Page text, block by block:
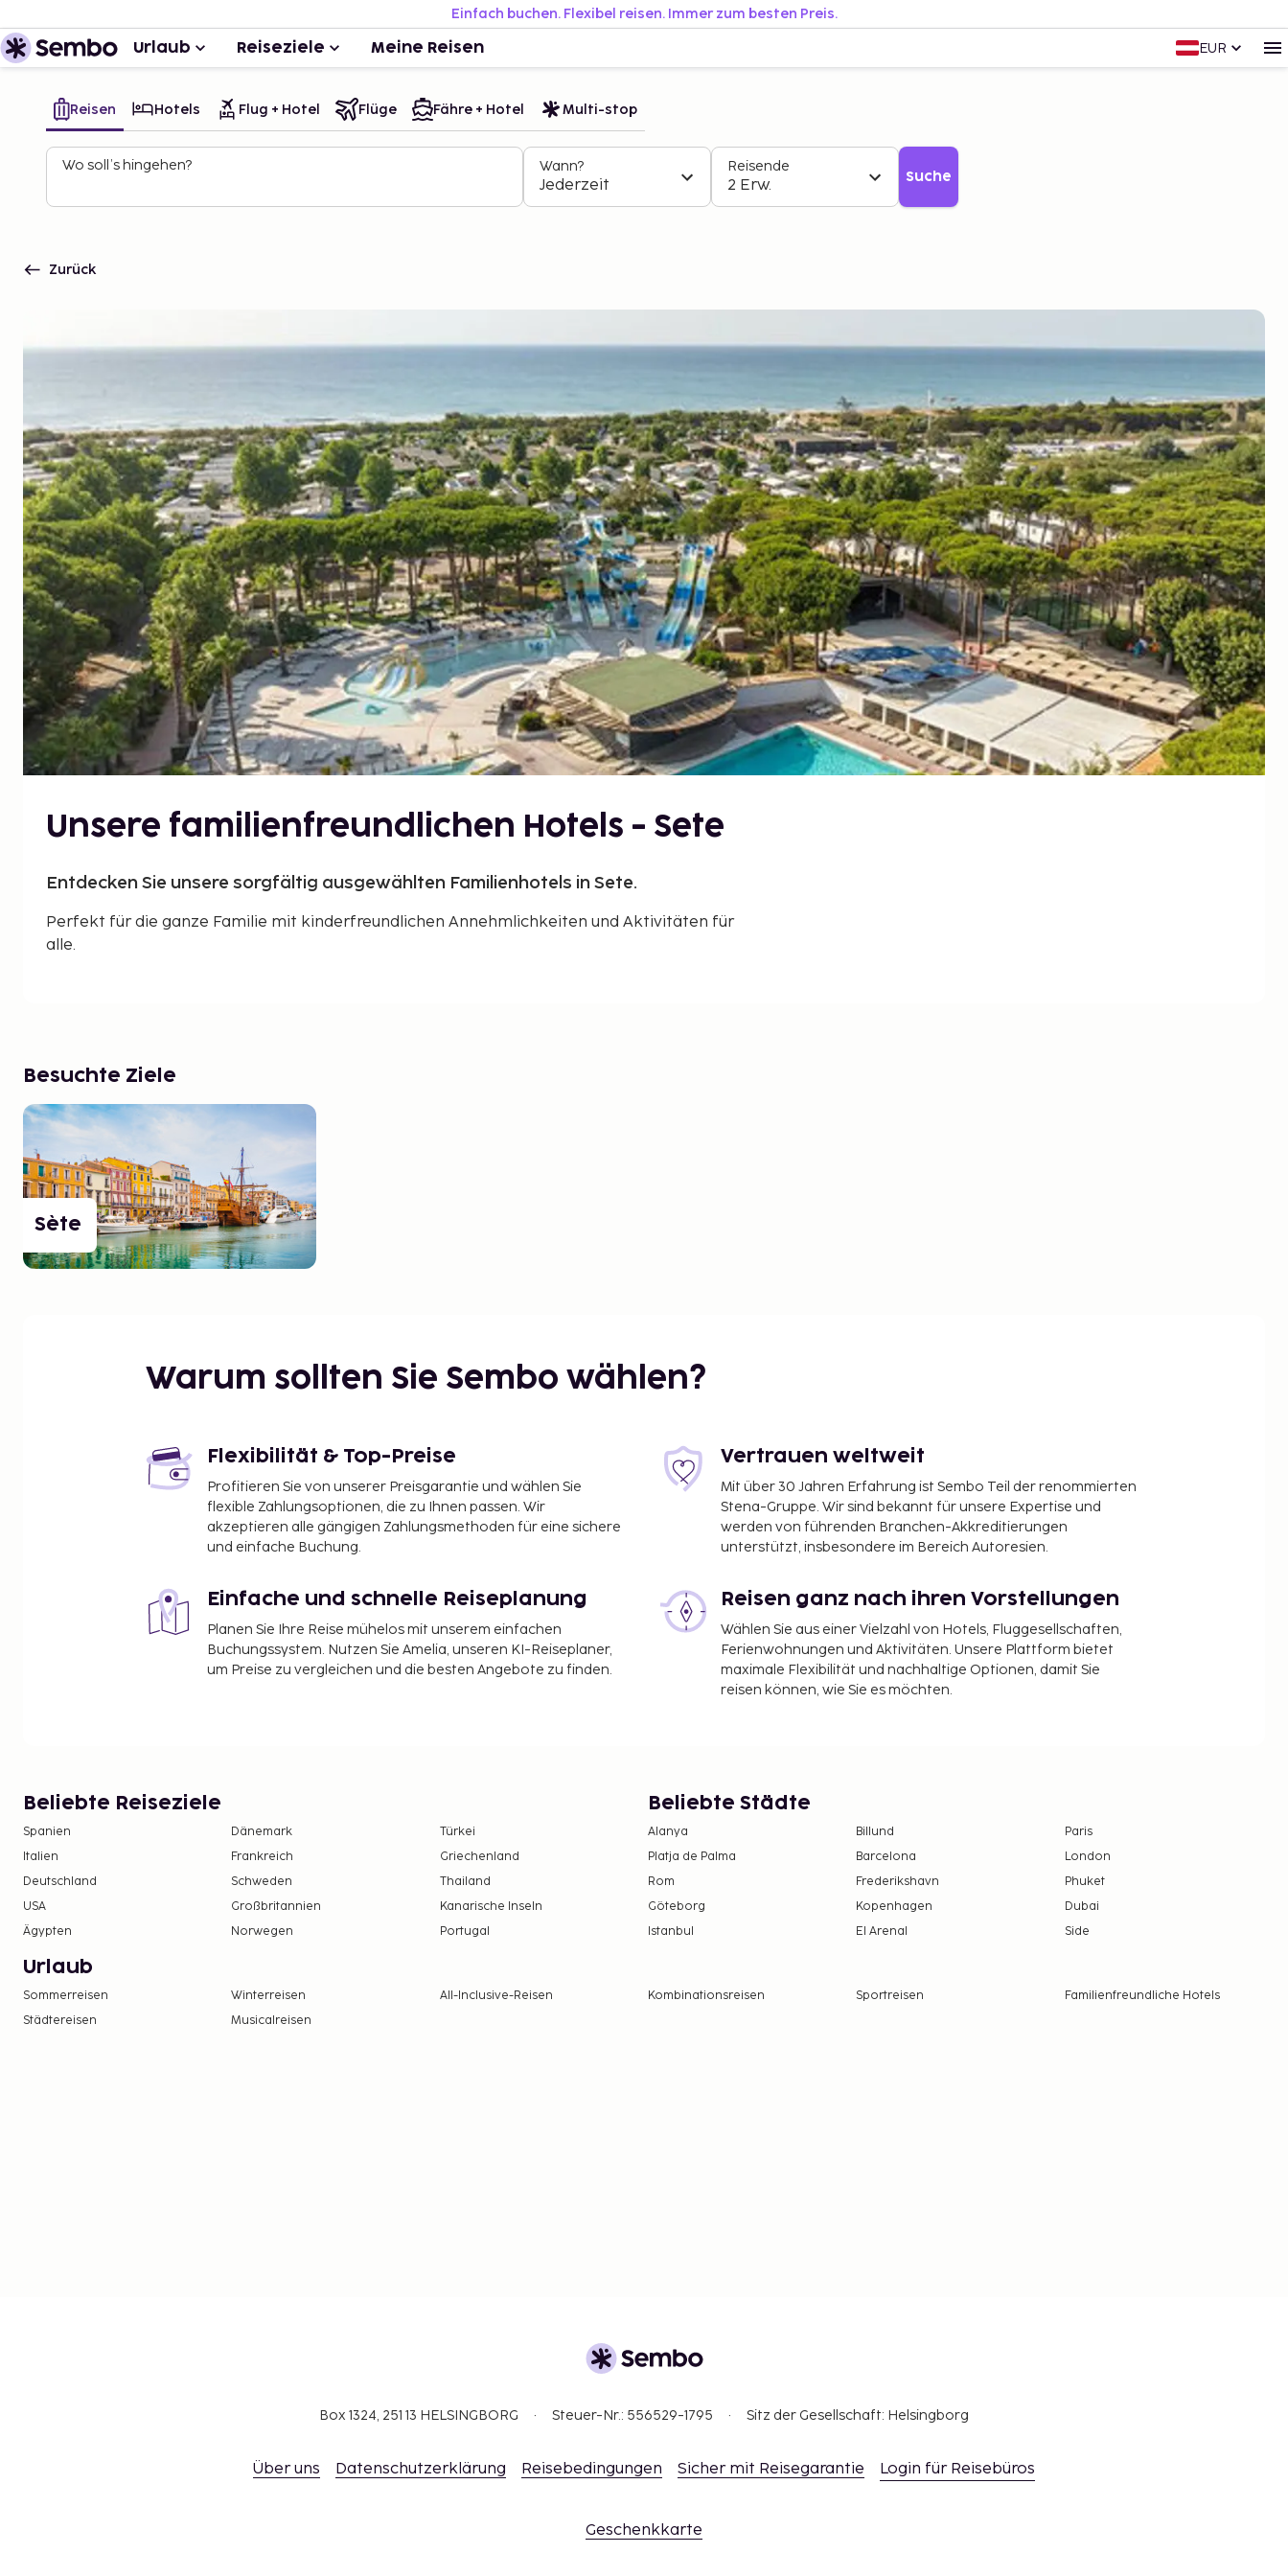
Einfach buchen. Flexibel reisen. Immer zum besten Preis.
Urlaub Reiseziele Meine Reisen EUR
Reisen Hotels Flug + Hotel Flüge Fähre + Hotel Multi-stop
Wo soll’s hingehen? Wann?
Jederzeit
Reisende
2 Erw. Suche
Zurück
Unsere familienfreundlichen Hotels - Sete
Entdecken Sie unsere sorgfältig ausgewählten Familienhotels in Sete.
Perfekt für die ganze Familie mit kinderfreundlichen Annehmlichkeiten und Aktivitäten für
alle.
Besuchte Ziele
Sète
Warum sollten Sie Sembo wählen?
Flexibilität & Top-Preise
Profitieren Sie von unserer Preisgarantie und wählen Sie
flexible Zahlungsoptionen, die zu Ihnen passen. Wir
akzeptieren alle gängigen Zahlungsmethoden für eine sichere
und einfache Buchung.
Vertrauen weltweit
Mit über 30 Jahren Erfahrung ist Sembo Teil der renommierten
Stena-Gruppe. Wir sind bekannt für unsere Expertise und
werden von führenden Branchen-Akkreditierungen
unterstützt, insbesondere im Bereich Autoresien.
Einfache und schnelle Reiseplanung
Planen Sie Ihre Reise mühelos mit unserem einfachen
Buchungssystem. Nutzen Sie Amelia, unseren KI-Reiseplaner,
um Preise zu vergleichen und die besten Angebote zu finden.
Reisen ganz nach ihren Vorstellungen
Wählen Sie aus einer Vielzahl von Hotels, Fluggesellschaften,
Ferienwohnungen und Aktivitäten. Unsere Plattform bietet
maximale Flexibilität und nachhaltige Optionen, damit Sie
reisen können, wie Sie es möchten.
Beliebte Reiseziele
Spanien Dänemark
Türkei
Italien
Frankreich
Griechenland
Deutschland
Schweden
Thailand
USA
Großbritannien
Kanarische Inseln
Ägypten
Norwegen Portugal
Beliebte Städte
Alanya Billund
Paris
Platja de Palma
Barcelona
London
Rom
Frederikshavn
Phuket
Göteborg
Kopenhagen
Dubai
Istanbul
El Arenal Side
Urlaub
Sommerreisen Winterreisen All-Inclusive-Reisen Kombinationsreisen Sportreisen
Familienfreundliche Hotels
Städtereisen
Musicalreisen
Box 1324, 251 13 HELSINGBORG Steuer-Nr.: 556529-1795 Sitz der Gesellschaft: Helsingborg
Über uns Datenschutzerklärung Reisebedingungen Sicher mit Reisegarantie Login für Reisebüros
Geschenkkarte